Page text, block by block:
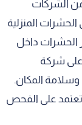
الشركات
المنزلية
الحشرات داخل
على شركة
المكان.
على الفحص